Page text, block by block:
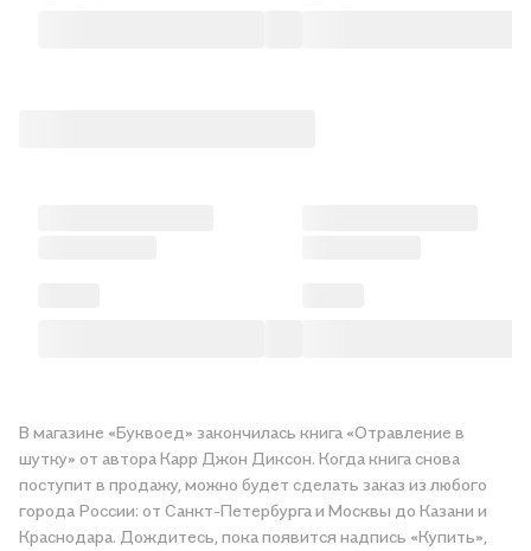
В магазине «Буквоед» закончилась книга «Отравление в
шутку» от автора Карр Джон Диксон. Когда книга снова
поступит в продажу, можно будет сделать заказ из любого
города России: от Санкт-Петербурга и Москвы до Казани и
Краснодара. Дождитесь, пока появится надпись «Купить»,